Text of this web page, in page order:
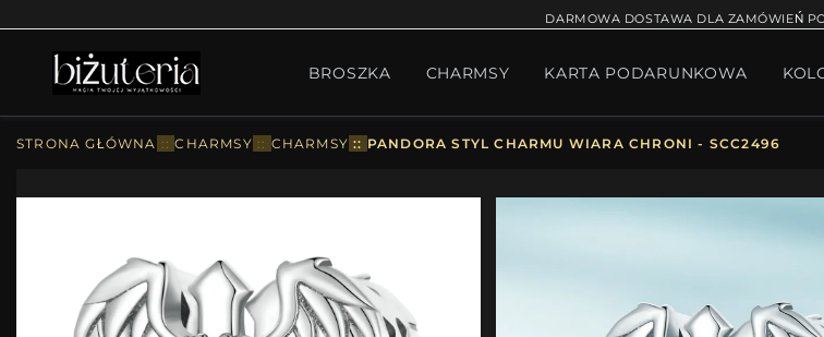
DARMOWA DOSTAWA DLA ZAMÓWIEŃ
GORĄCA SPRZEDAŻ BRANSOLETKA
BROSZKA CHARMSY KARTA PODARUNKOWA
STRONA GŁÓWNA ::CHARMSY :: CHARMSY :: PANDORA STYL CHARMU WIARA CHRONI - SCC2496